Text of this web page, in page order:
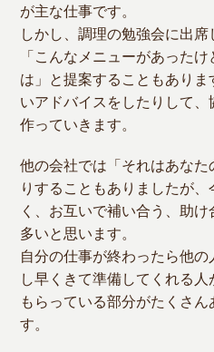
が主な仕事です。
しかし、調理の勉強会に出
「こんなメニューがあった
は」と提案することもあり
いアドバイスをしたりして
作っていきます。
他の会社では「それはあな
りすることもありましたが
く、お互いで補い合う、助
多いと思います。
自分の仕事が終わったら他
し早くきて準備してくれる
もらっている部分がたくさ
す。